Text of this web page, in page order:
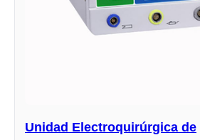
Unidad Electroquirúrgica de